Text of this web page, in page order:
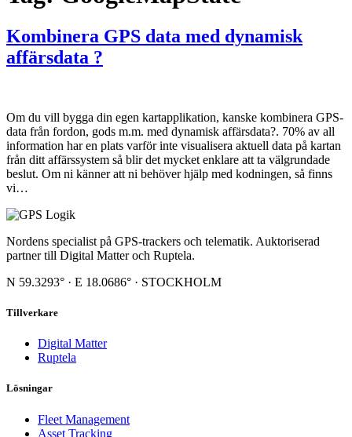
Kombinera GPS data med dynamisk
affärsdata ?
Om du vill bygga din egen kartapplikation, kanske kombinera GPS-
data från fordon, gods m.m. med dynamisk affärsdata?. 70% av all
information har en plats varför inte visualisera aktuell data på kartan
från ditt affärssystem så blir det mycket enklare att ta välgrundade
beslut. Om ni känner att ni behöver hjälp med kodningen, så finns
vi…
Nordens specialist på GPS-trackers och telematik. Auktoriserad
partner till Digital Matter och Ruptela.
N 59.3293° · E 18.0686° · STOCKHOLM
Tillverkare
Digital Matter
Ruptela
Lösningar
Fleet Management
Asset Tracking